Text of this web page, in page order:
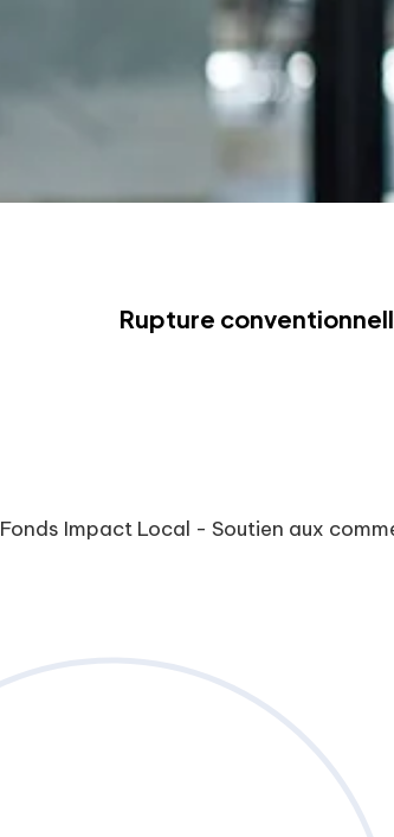
Rupture
Fonds Impact Local - Soutien aux